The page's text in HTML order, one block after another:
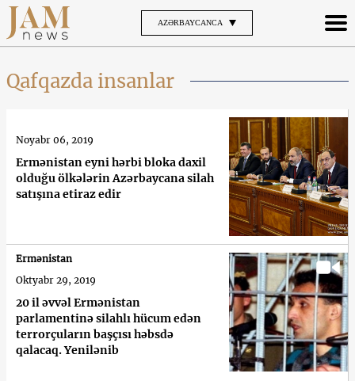
AZƏRBAYCANCA
Qafqazda insanlar
Ermənistan eyni hərbi bloka daxil
olduğu ölkələrin Azərbaycana silah
satışına etiraz edir
Noyabr 06, 2019
20 il əvvəl Ermənistan
parlamentinə silahlı hücum edən
terrorçuların başçısı həbsdə
qalacaq. Yenilənib
Ermənistan
Oktyabr 29, 2019